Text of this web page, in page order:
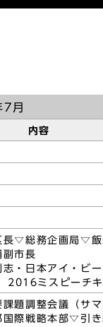
月
内容
▽総務企画局▽
市長
・日本アイ・ビ
ミスピーチキ
題調整会議（サマ
際戦略本部▽引